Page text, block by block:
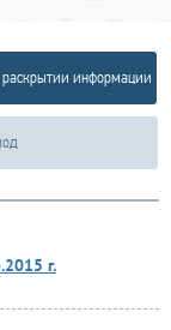
информации
г.